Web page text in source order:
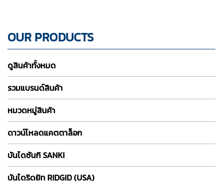
OUR PRODUCTS
ดูสินค้าทั้งหมด
รวมแบรนด์สินค้า
หมวดหมู่สินค้า
ดาวน์โหลดแคตตาล็อก
บันไดซันกิ SANKI
บันไดริดยิท RIDGID (USA)